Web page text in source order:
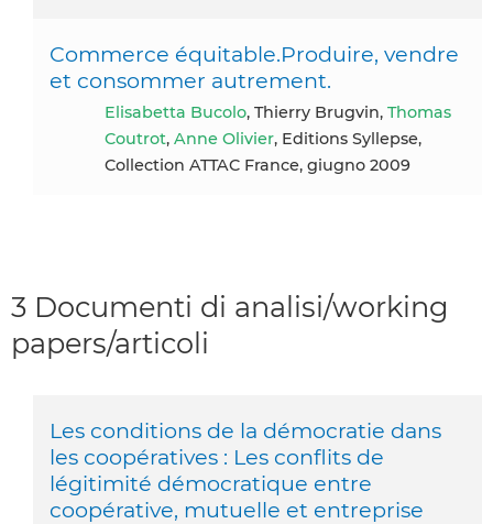
Commerce équitable.Produire, vendre
et consommer autrement.
Elisabetta Bucolo, Thierry Brugvin, Thomas
Coutrot, Anne Olivier, Editions Syllepse,
Collection ATTAC France, giugno 2009
3 Documenti di analisi/working
papers/articoli
Les conditions de la démocratie dans
les coopératives : Les conflits de
légitimité démocratique entre
coopérative, mutuelle et entreprise